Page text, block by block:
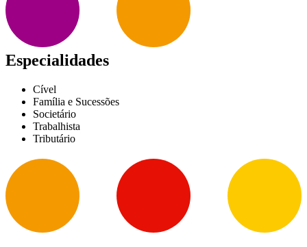
Especialidades
Cível
Família e Sucessões
Societário
Trabalhista
Tributário